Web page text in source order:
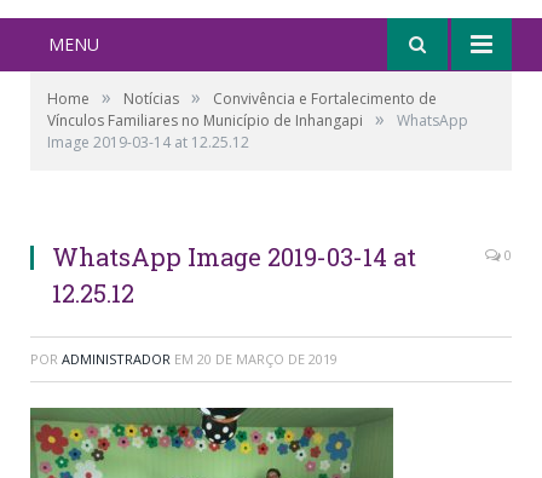
MENU
Home » Notícias »
Convivência e Fortalecimento de
Vínculos Familiares no Município de Inhangapi
»
WhatsApp
Image 2019-03-14 at 12.25.12
WhatsApp Image 2019-03-14 at
12.25.12
0
POR ADMINISTRADOR EM 20 DE MARÇO DE 2019